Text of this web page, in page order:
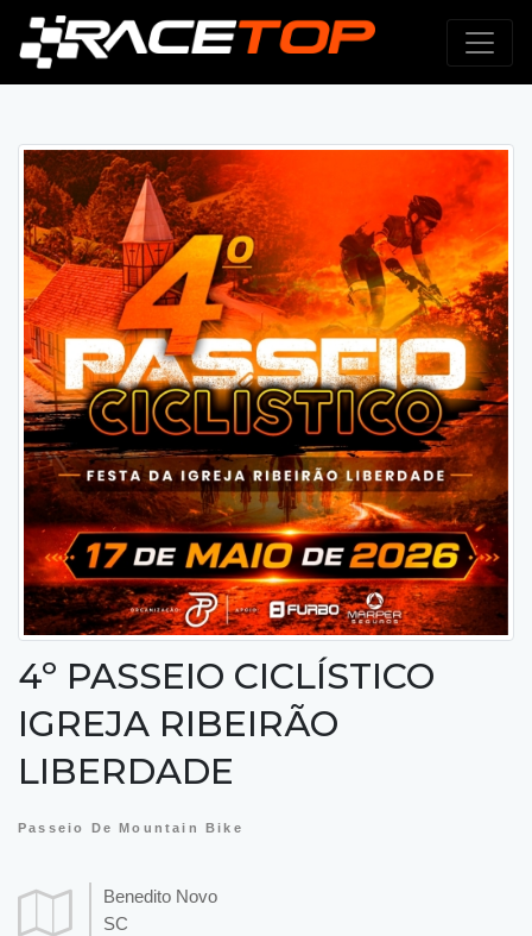
4º PASSEIO CICLÍSTICO
IGREJA RIBEIRÃO
LIBERDADE
Passeio De Mountain Bike
Benedito Novo
SC